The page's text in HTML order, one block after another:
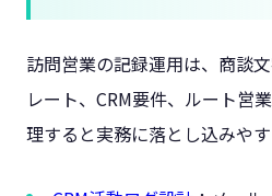
訪問営業の記録運用は、商談
レート、CRM要件、ルート営
理すると実務に落とし込みやす